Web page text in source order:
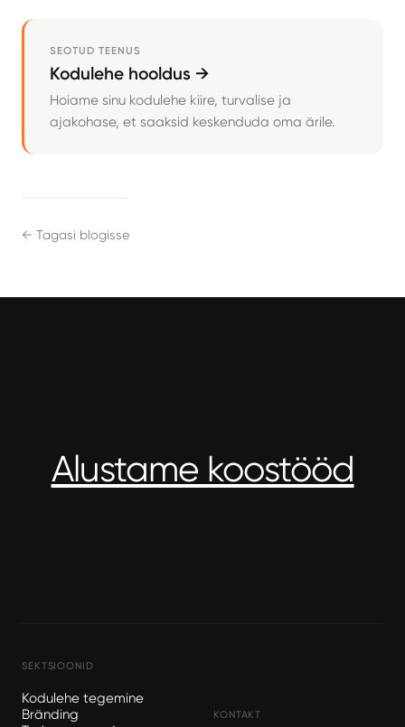
SEOTUD TEENUS
Kodulehe hooldus →
Hoiame sinu kodulehe kiire, turvalise ja
ajakohase, et saaksid keskenduda oma ärile.
← Tagasi blogisse
Alustame koostööd
SEKTSIOONID
Kodulehe tegemine
Bränding
KONTAKT